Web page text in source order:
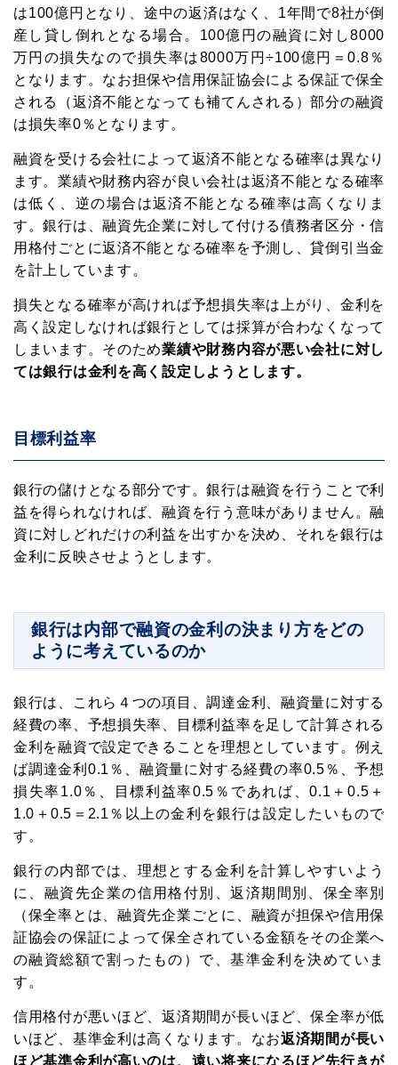
は100億円となり、途中の返済はなく、1年間で8社が倒
産し貸し倒れとなる場合。100億円の融資に対し8000
万円の損失なので損失率は8000万円÷100億円＝0.8％
となります。なお担保や信用保証協会による保証で保全
される（返済不能となっても補てんされる）部分の融資
は損失率0％となります。
融資を受ける会社によって返済不能となる確率は異なり
ます。業績や財務内容が良い会社は返済不能となる確率
は低く、逆の場合は返済不能となる確率は高くなりま
す。銀行は、融資先企業に対して付ける債務者区分・信
用格付ごとに返済不能となる確率を予測し、貸倒引当金
を計上しています。
損失となる確率が高ければ予想損失率は上がり、金利を
高く設定しなければ銀行としては採算が合わなくなって
しまいます。そのため業績や財務内容が悪い会社に対し
ては銀行は金利を高く設定しようとします。
目標利益率
銀行の儲けとなる部分です。銀行は融資を行うことで利
益を得られなければ、融資を行う意味がありません。融
資に対しどれだけの利益を出すかを決め、それを銀行は
金利に反映させようとします。
銀行は内部で融資の金利の決まり方をどの
ように考えているのか
銀行は、これら４つの項目、調達金利、融資量に対する
経費の率、予想損失率、目標利益率を足して計算される
金利を融資で設定できることを理想としています。例え
ば調達金利0.1％、融資量に対する経費の率0.5％、予想
損失率1.0％、目標利益率0.5％であれば、0.1＋0.5＋
1.0＋0.5＝2.1％以上の金利を銀行は設定したいもので
す。
銀行の内部では、理想とする金利を計算しやすいよう
に、融資先企業の信用格付別、返済期間別、保全率別
（保全率とは、融資先企業ごとに、融資が担保や信用保
証協会の保証によって保全されている金額をその企業へ
の融資総額で割ったもの）で、基準金利を決めていま
す。
信用格付が悪いほど、返済期間が長いほど、保全率が低
いほど、基準金利は高くなります。なお返済期間が長い
ほど基準金利が高いのは、遠い将来になるほど先行きが